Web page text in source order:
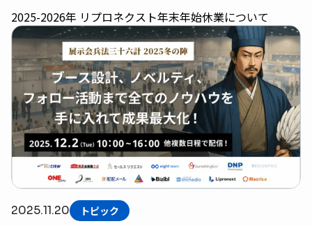
2025-2026年 リプロネクスト年末年始休業について
2025.11.20 トピック